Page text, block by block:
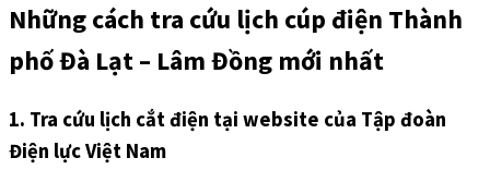
Những cách tra cứu lịch cúp điện Thành
phố Đà Lạt – Lâm Đồng mới nhất
1. Tra cứu lịch cắt điện tại website của Tập đoàn
Điện lực Việt Nam